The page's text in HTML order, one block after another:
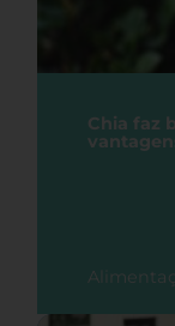
Chia faz